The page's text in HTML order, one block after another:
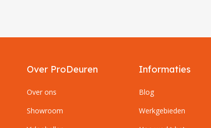
Over ProDeuren
Over ons
Showroom
Informaties
Blog
Werkgebieden